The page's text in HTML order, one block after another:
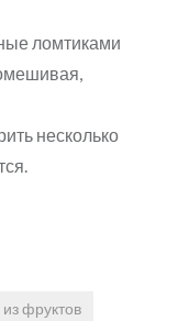
ломтиками
несколько
фруктов